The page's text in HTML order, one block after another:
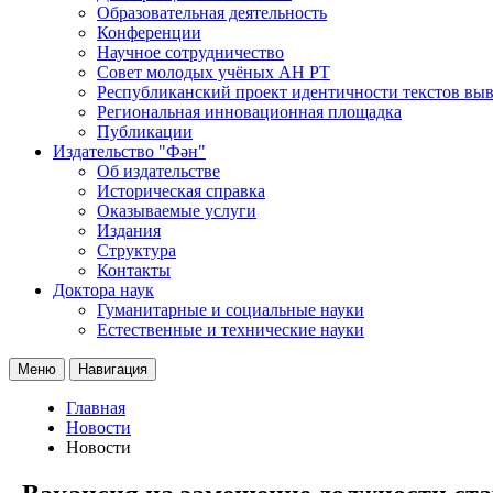
Образовательная деятельность
Конференции
Научное сотрудничество
Совет молодых учёных АН РТ
Республиканский проект идентичности текстов
Региональная инновационная площадка
Публикации
Издательство "Фән"
Об издательстве
Историческая справка
Оказываемые услуги
Издания
Структура
Контакты
Доктора наук
Гуманитарные и социальные науки
Естественные и технические науки
Меню Навигация
Главная
Новости
Новости